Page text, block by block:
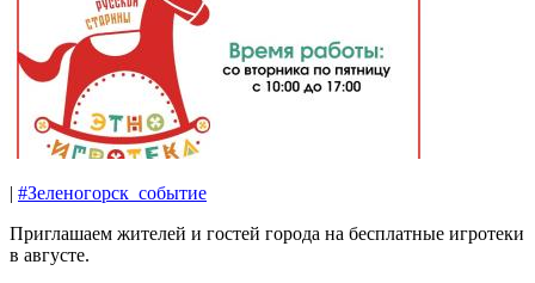
| #Зеленогорск_событие
Приглашаем жителей и гостей города на бесплатные игротеки
в августе.